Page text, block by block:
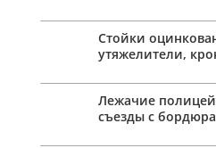
Стойки
утяжелители,
Лежачие
съезды с бордюра